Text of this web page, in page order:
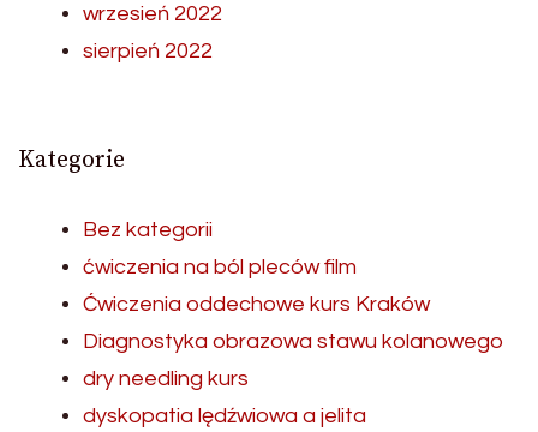
wrzesień 2022
sierpień 2022
Kategorie
Bez kategorii
ćwiczenia na ból pleców film
Ćwiczenia oddechowe kurs Kraków
Diagnostyka obrazowa stawu kolanowego
dry needling kurs
dyskopatia lędźwiowa a jelita